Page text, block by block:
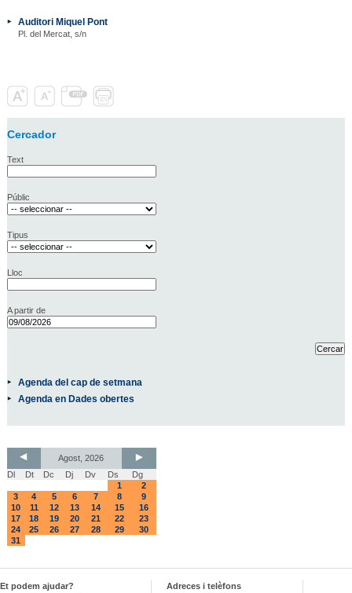
Auditori Miquel Pont
Pl. del Mercat, s/n
Cercador
Text
Públic
Tipus
Lloc
A partir de
Agenda del cap de setmana
Agenda en Dades obertes
Agost, 2026
Dl
Dt Dc Dj Dv Ds
Dg
1
2
3
4 5 6 7 8
9
10
11 12 13 14 15
16
17
18 19 20 21 22
23
24
25 26 27 28 29
30
31
Et podem ajudar?
Adreces i telèfons